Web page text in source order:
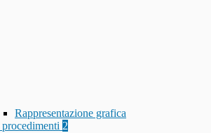
Rappresentazione grafica
2